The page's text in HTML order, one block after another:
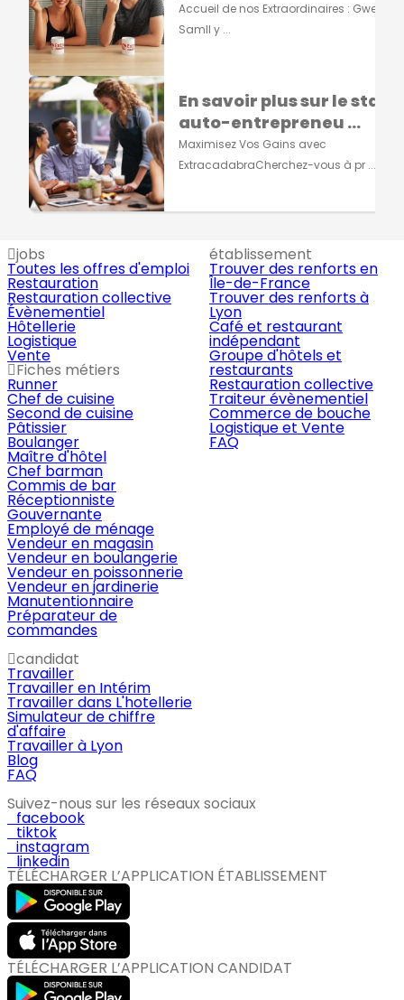
Accueil de nos Extraordinaires :
SamIl y ...
En savoir plus sur le
auto-entrepreneu ...
Maximisez Vos Gains avec
ExtracadabraCherchez-vous à pr ...
jobs
Toutes les offres d'emploi
Restauration
Restauration collective
Évènementiel
Hôtellerie
Logistique
Vente
Fiches métiers
Runner
Chef de cuisine
Second de cuisine
Pâtissier
Boulanger
Maître d'hôtel
Chef barman
Commis de bar
Réceptionniste
Gouvernante
Employé de ménage
Vendeur en magasin
Vendeur en boulangerie
Vendeur en poissonnerie
Vendeur en jardinerie
Manutentionnaire
Préparateur de
commandes
établissement
Trouver des renforts en
Île-de-France
Trouver des renforts à
Lyon
Café et restaurant
indépendant
Groupe d'hôtels et
restaurants
Restauration collective
Traiteur évènementiel
Commerce de bouche
Logistique et Vente
FAQ
candidat
Travailler
Travailler en Intérim
Travailler dans L'hotellerie
Simulateur de chiffre
d'affaire
Travailler à Lyon
Blog
FAQ
Suivez-nous sur les réseaux sociaux
facebook
tiktok
instagram
linkedin
TÉLÉCHARGER L’APPLICATION ÉTABLISSEMENT
TÉLÉCHARGER L’APPLICATION CANDIDAT